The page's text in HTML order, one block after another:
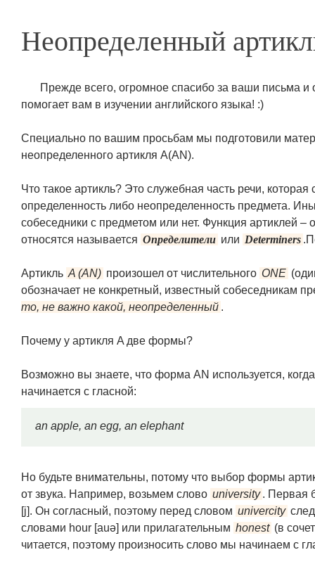
Неопределенный
Прежде всего, огромное спасибо за ваши письма
помогает вам в изучении английского языка! :)
Специально по вашим просьбам мы подготовили
неопределенного артикля А(AN).
Что такое артикль? Это служебная часть речи,
определенность либо неопределенность предмета.
собеседники с предметом или нет. Функция артиклей –
относятся называется Определители или Determiners
Артикль A (AN) произошел от числительного ONE
обозначает не конкретный, известный собеседникам
то, не важно какой, неопределенный .
Почему у артикля A две формы?
Возможно вы знаете, что форма AN используется,
начинается с гласной:
an apple, an egg, an elephant
Но будьте внимательны, потому что выбор формы
от звука. Например, возьмем слово university . Первая
[j]. Он согласный, поэтому перед словом univercity
словами hour [auə] или прилагательным honest (в
читается, поэтому произносить слово мы начинаем с